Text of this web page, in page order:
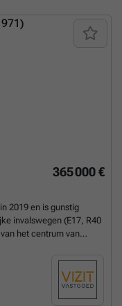
365 000 €
2019 en is gunstig
invalswegen (E17, R40
het centrum van
bevinden zich
een slaapkamer. De
Verder beschikt
om in alle rust te